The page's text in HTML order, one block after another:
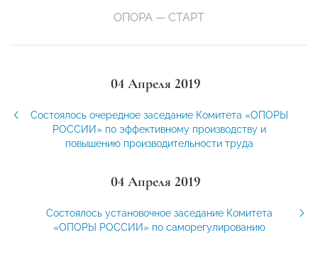
ОПОРА — СТАРТ
04 Апреля 2019
Состоялось очередное заседание Комитета «ОПОРЫ
РОССИИ» по эффективному производству и
повышению производительности труда
04 Апреля 2019
Состоялось установочное заседание Комитета
«ОПОРЫ РОССИИ» по саморегулированию